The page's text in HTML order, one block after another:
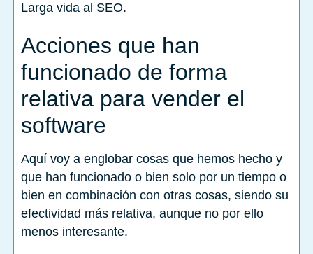
Larga vida al SEO.
Acciones que han
funcionado de forma
relativa para vender el
software
Aquí voy a englobar cosas que hemos hecho y
que han funcionado o bien solo por un tiempo o
bien en combinación con otras cosas, siendo su
efectividad más relativa, aunque no por ello
menos interesante.